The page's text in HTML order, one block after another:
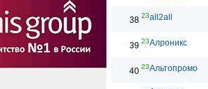
38 23all2all
39 23Алроникс
40 23Альтопромо